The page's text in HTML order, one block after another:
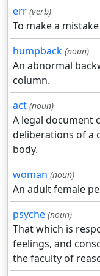
err (verb)
To make a
humpback (noun)
An abnormal
column.
act (noun)
A legal document
deliberations of a
body.
woman (noun)
An adult female
psyche (noun)
That which is
feelings, and
the faculty of